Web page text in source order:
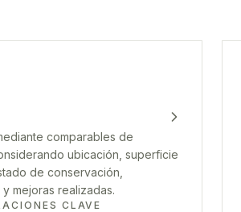
comparables de
ubicación, superficie
de conservación,
mejoras realizadas.
CLAVE